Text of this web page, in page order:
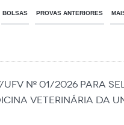
BOLSAS PROVAS ANTERIORES
Nº 01/2026 PARA
VETERINÁRIA DA